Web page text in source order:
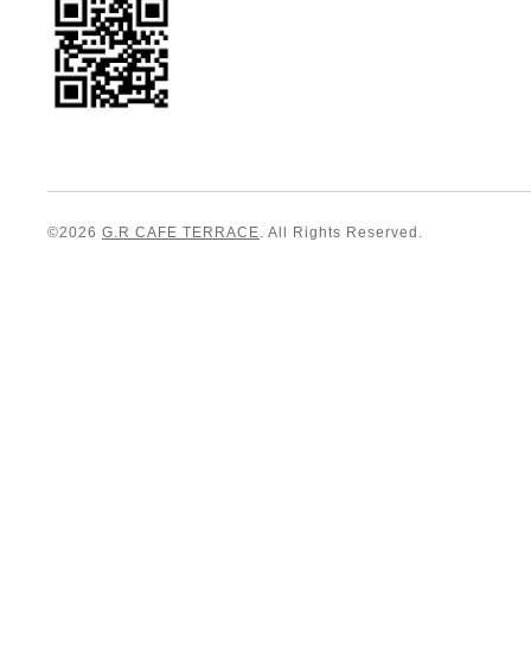
©2026 G.R CAFE TERRACE. All Rights Reserved.